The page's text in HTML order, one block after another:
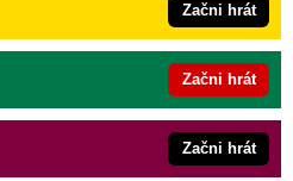
Začni hrát
Začni hrát
Začni hrát